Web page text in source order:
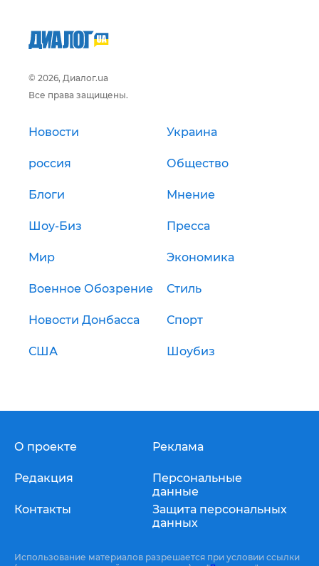
© 2026, Диалог.ua
Все права защищены.
Новости Украина
россия Общество
Блоги Мнение
Шоу-Биз Пресса
Мир Экономика
Военное Обозрение Стиль
Новости Донбасса Спорт
США Шоубиз
О проекте
Редакция
Контакты
Реклама
Персональные
данные
Защита персональных
данных
Использование материалов разрешается при условии ссылки